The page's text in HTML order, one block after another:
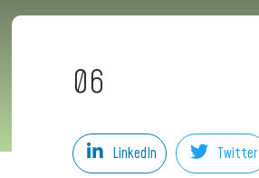
06
LinkedIn Twitter